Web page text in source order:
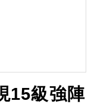
15級強陣